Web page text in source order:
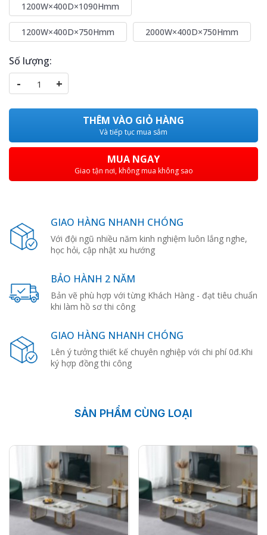
1200W×400D×1090Hmm
1200W×400D×750Hmm 2000W×400D×750Hmm
Số lượng:
- +
THÊM VÀO GIỎ HÀNG
Và tiếp tục mua sắm
MUA NGAY
Giao tận nơi, không mua không sao
GIAO HÀNG NHANH CHÓNG
Với đội ngũ nhiều năm kinh nghiệm luôn lắng nghe,
học hỏi, cập nhật xu hướng
BẢO HÀNH 2 NĂM
Bản vẽ phù hợp với từng Khách Hàng - đạt tiêu chuẩn
khi làm hồ sơ thi công
GIAO HÀNG NHANH CHÓNG
Lên ý tưởng thiết kế chuyên nghiệp với chi phí 0đ.Khi
ký hợp đồng thi công
SẢN PHẨM CÙNG LOẠI